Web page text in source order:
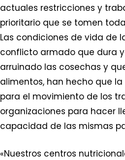
actuales restricciones y
prioritario que se tomen
Las condiciones de vida de
conflicto armado que dura
arruinado las cosechas y
alimentos, han hecho que
para el movimiento de los
organizaciones para hacer
capacidad de las mismas
«Nuestros centros